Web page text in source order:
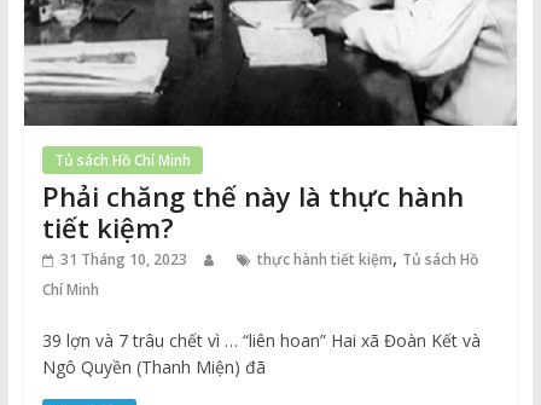
Tủ sách Hồ Chí Minh
Phải chăng thế này là thực hành
tiết kiệm?
31 Tháng 10, 2023 thực hành tiết kiệm, Tủ sách Hồ
Chí Minh
39 lợn và 7 trâu chết vì … “liên hoan” Hai xã Đoàn Kết và
Ngô Quyền (Thanh Miện) đã